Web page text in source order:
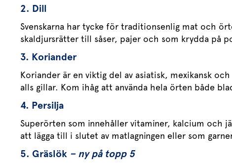
2. Dill
Svenskarna har tycke för traditionsenlig mat och
skaldjursrätter till såser, pajer och som krydda på
3. Koriander
Koriander är en viktig del av asiatisk, mexikansk
alls gillar. Kom ihåg att använda hela örten både
4. Persilja
Superörten som innehåller vitaminer, kalcium och
att lägga till i slutet av matlagningen eller som
5. Gräslök – ny på topp 5